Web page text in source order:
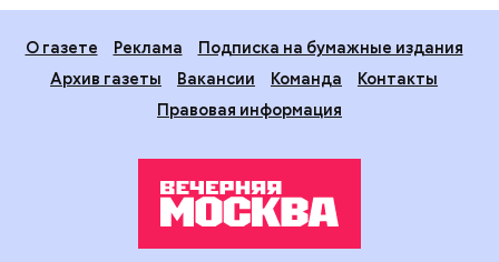
О газете Реклама
Подписка на бумажные издания
Архив газеты
Вакансии Команда
Контакты
Правовая информация